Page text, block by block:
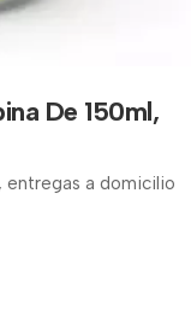
De 150ml,
entregas a domicilio